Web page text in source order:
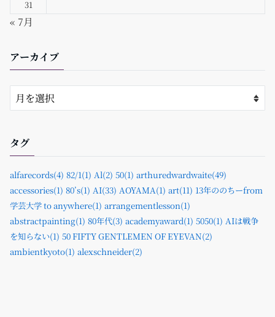
31
« 7月
アーカイブ
タグ
alfarecords(4) 82/1(1) Al(2) 50(1) arthuredwardwaite(49)
accessories(1) 80’s(1) AI(33) AOYAMA(1) art(11) 13年ののちーfrom
学芸大学 to anywhere(1) arrangementlesson(1)
abstractpainting(1) 80年代(3) academyaward(1) 5050(1) AIは戦争
を知らない(1) 50 FIFTY GENTLEMEN OF EYEVAN(2)
ambientkyoto(1) alexschneider(2)